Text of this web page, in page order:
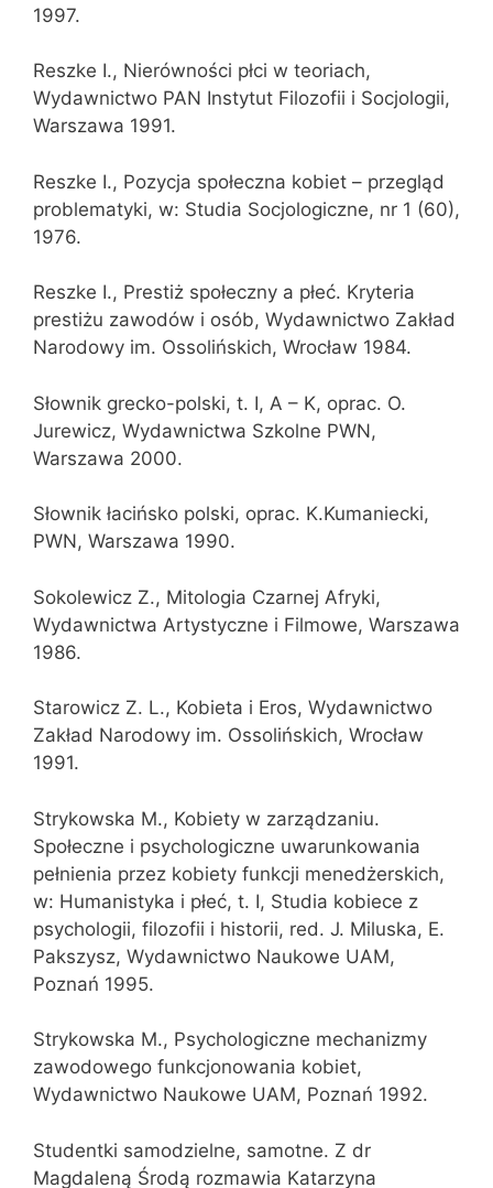
1997.
Reszke I., Nierówności płci w teoriach,
Wydawnictwo PAN Instytut Filozofii i Socjologii,
Warszawa 1991.
Reszke I., Pozycja społeczna kobiet – przegląd
problematyki, w: Studia Socjologiczne, nr 1 (60),
1976.
Reszke I., Prestiż społeczny a płeć. Kryteria
prestiżu zawodów i osób, Wydawnictwo Zakład
Narodowy im. Ossolińskich, Wrocław 1984.
Słownik grecko-polski, t. I, A – K, oprac. O.
Jurewicz, Wydawnictwa Szkolne PWN,
Warszawa 2000.
Słownik łacińsko polski, oprac. K.Kumaniecki,
PWN, Warszawa 1990.
Sokolewicz Z., Mitologia Czarnej Afryki,
Wydawnictwa Artystyczne i Filmowe, Warszawa
1986.
Starowicz Z. L., Kobieta i Eros, Wydawnictwo
Zakład Narodowy im. Ossolińskich, Wrocław
1991.
Strykowska M., Kobiety w zarządzaniu.
Społeczne i psychologiczne uwarunkowania
pełnienia przez kobiety funkcji menedżerskich,
w: Humanistyka i płeć, t. I, Studia kobiece z
psychologii, filozofii i historii, red. J. Miluska, E.
Pakszysz, Wydawnictwo Naukowe UAM,
Poznań 1995.
Strykowska M., Psychologiczne mechanizmy
zawodowego funkcjonowania kobiet,
Wydawnictwo Naukowe UAM, Poznań 1992.
Studentki samodzielne, samotne. Z dr
Magdaleną Środą rozmawia Katarzyna